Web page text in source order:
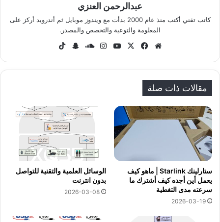
عبدالرحمن العنزي
كاتب تقني أكتب منذ عام 2000 بدأت مع ويندوز موبايل ثم أندرويد أركز على
المعلومة والتوعية والتخصص والمصدر.
موق
الوي
ب
في
وك
‫X
‫Yo
ub
انس
ام
سا
كلاو
سنا
تشا
k
مقالات ذات صلة
ستارلينك Starlink | ماهو كيف
يعمل أين أجده كيف أشترك ما
سرعته مدى التغطية
2026-03-19
الوسائل العلمية والتقنية للتواصل
بدون انترنت
2026-03-08